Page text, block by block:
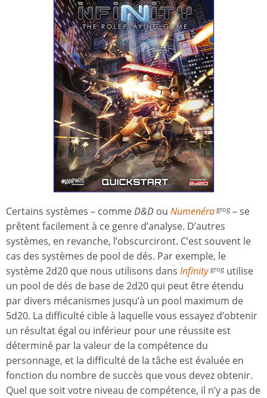
Certains systèmes – commeD&D ou Numenéra grog – se
prêtent facilement à ce genre d’analyse. D’autres
systèmes, en revanche, l’obscurciront. C’est souvent le
cas des systèmes de pool de dés. Par exemple, le
système 2d20 que nous utilisons dans Infinity grog utilise
un pool de dés de base de 2d20 qui peut être étendu
par divers mécanismes jusqu’à un pool maximum de
5d20. La difficulté cible à laquelle vous essayez d’obtenir
un résultat égal ou inférieur pour une réussite est
déterminé par la valeur de la compétence du
personnage, et la difficulté de la tâche est évaluée en
fonction du nombre de succès que vous devez obtenir.
Quel que soit votre niveau de compétence, il n’y a pas de